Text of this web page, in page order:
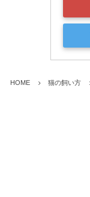
HOME 猫の飼い方